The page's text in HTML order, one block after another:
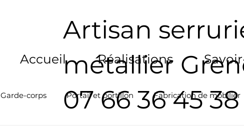
Accueil Réalisations
Artisan
métallier
07 66 36 45 38
Garde-corps Portail et portillon Fabrication de mobilier